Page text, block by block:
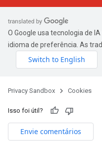
O Google usa tecnologia de
idioma de preferência. As
Privacy Sandbox Cookies
Isso foi útil?
Envie comentários